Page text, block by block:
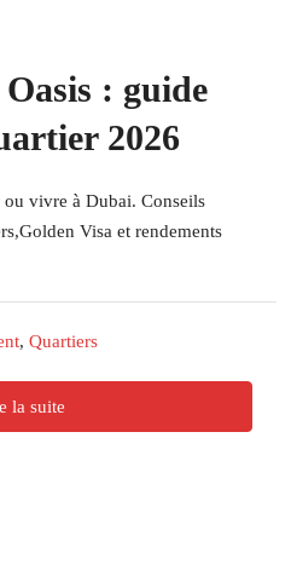
: guide
2026
vivre à Dubai. Conseils
Visa et rendements
, Quartiers
la suite